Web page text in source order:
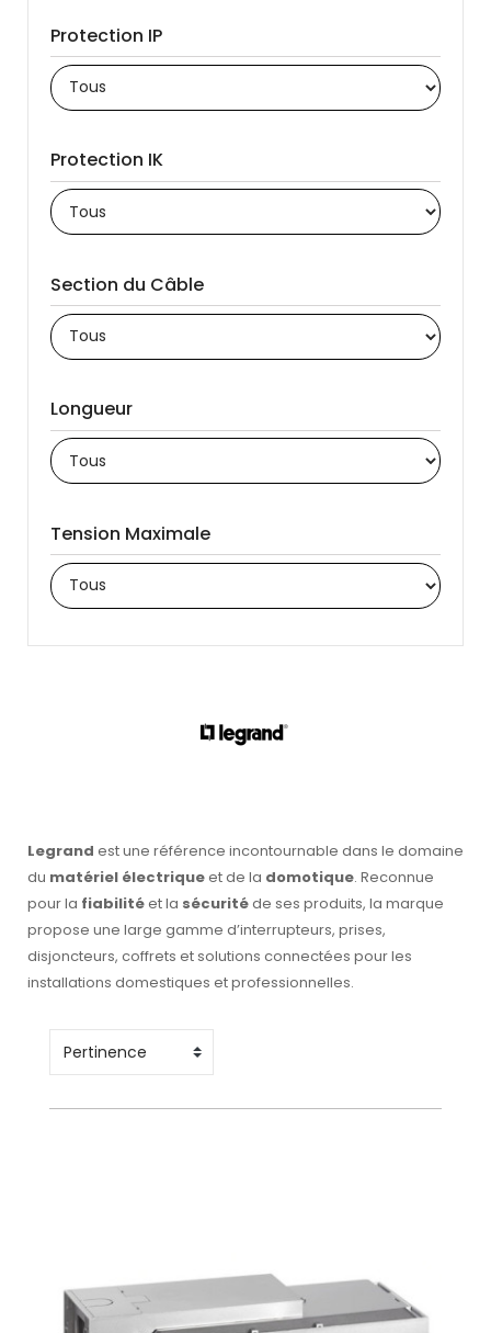
Protection IP
Protection IK
Section du Câble
Longueur
Tension Maximale
Legrand est une référence incontournable dans le domaine
du matériel électriqueet de la domotique. Reconnue
pour la fiabilitéet la sécuritéde ses produits, la marque
propose une large gamme d’interrupteurs, prises,
disjoncteurs, coffrets et solutions connectées pour les
installations domestiques et professionnelles.